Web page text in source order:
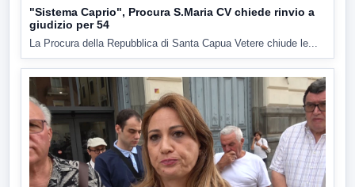
"Sistema Caprio", Procura S.Maria CV chiede rinvio a
giudizio per 54
La Procura della Repubblica di Santa Capua Vetere chiude le...